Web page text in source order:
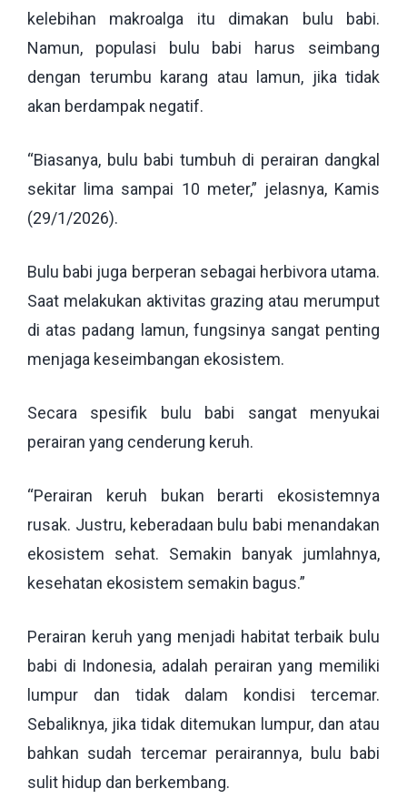
kelebihan makroalga itu dimakan bulu babi.
Namun, populasi bulu babi harus seimbang
dengan terumbu karang atau lamun, jika tidak
akan berdampak negatif.
“Biasanya, bulu babi tumbuh di perairan dangkal
sekitar lima sampai 10 meter,” jelasnya, Kamis
(29/1/2026).
Bulu babi juga berperan sebagai herbivora utama.
Saat melakukan aktivitas grazing atau merumput
di atas padang lamun, fungsinya sangat penting
menjaga keseimbangan ekosistem.
Secara spesifik bulu babi sangat menyukai
perairan yang cenderung keruh.
“Perairan keruh bukan berarti ekosistemnya
rusak. Justru, keberadaan bulu babi menandakan
ekosistem sehat. Semakin banyak jumlahnya,
kesehatan ekosistem semakin bagus.”
Perairan keruh yang menjadi habitat terbaik bulu
babi di Indonesia, adalah perairan yang memiliki
lumpur dan tidak dalam kondisi tercemar.
Sebaliknya, jika tidak ditemukan lumpur, dan atau
bahkan sudah tercemar perairannya, bulu babi
sulit hidup dan berkembang.